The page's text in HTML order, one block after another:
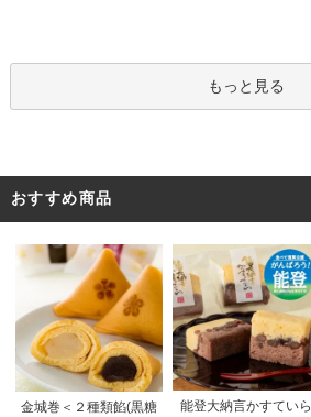
もっと見る
おすすめ商品
金城巻＜２種類餡(黒糖
能登大納言かすていら